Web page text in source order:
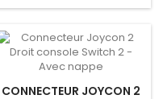
CONNECTEUR JOYCON 2